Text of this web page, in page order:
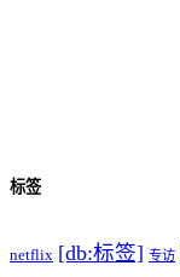
标签
netflix [db:标签] 专访